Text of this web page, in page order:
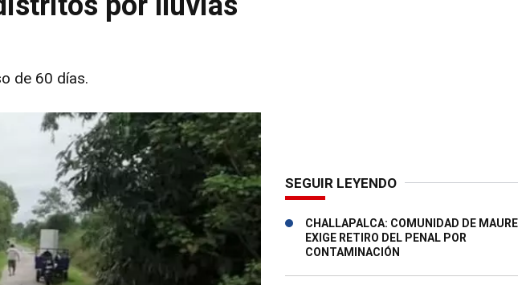
de 60 días.
SEGUIR LEYENDO
CHALLAPALCA: COMUNIDAD DE MAURE
EXIGE RETIRO DEL PENAL POR
CONTAMINACIÓN